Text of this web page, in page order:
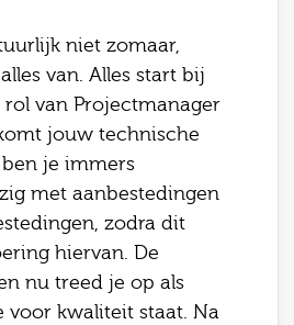
niet zomaar,
van. Alles start bij
van Projectmanager
jouw technische
je immers
met aanbestedingen
zodra dit
hiervan. De
nu treed je op als
kwaliteit staat. Na
als je een job